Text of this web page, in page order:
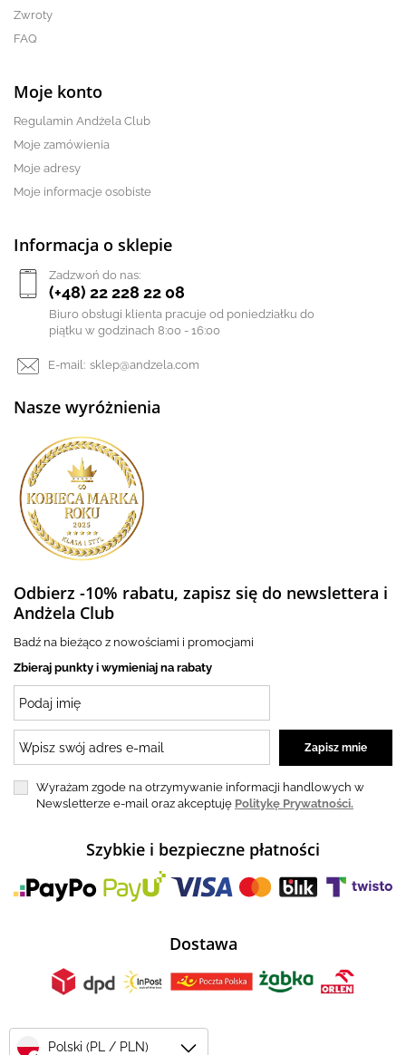
Zwroty
FAQ
Moje konto
Regulamin Andżela Club
Moje zamówienia
Moje adresy
Moje informacje osobiste
Informacja o sklepie
Zadzwoń do nas:
(+48) 22 228 22 08
Biuro obsługi klienta pracuje od poniedziałku do
piątku w godzinach 8:00 - 16:00
E-mail: sklep@andzela.com
Nasze wyróżnienia
Odbierz -10% rabatu, zapisz się do newslettera i
Andżela Club
Badź na bieżąco z nowościami i promocjami
Zbieraj punkty i wymieniaj na rabaty
Wyrażam zgode na otrzymywanie informacji handlowych w
Newsletterze e-mail oraz akceptuję Politykę Prywatności.
Szybkie i bezpieczne płatności
Dostawa
Polski (PL / PLN)